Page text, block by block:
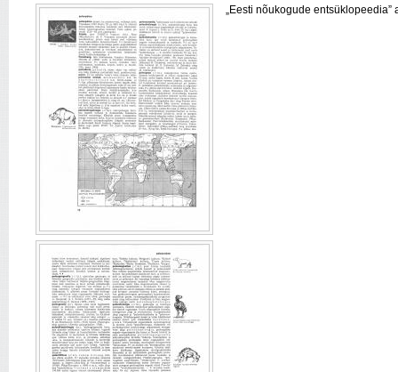
„Eesti nõukogude